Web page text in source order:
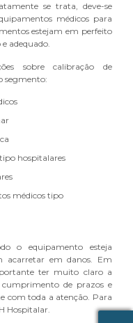
se trata, deve-se
médicos para
estejam em perfeito
adequado.
sobre calibração de
segmento:
hospitalares
médicos tipo
o equipamento esteja
acarretar em danos. Em
ter muito claro a
de prazos e
com toda a atenção. Para
Hospitalar.